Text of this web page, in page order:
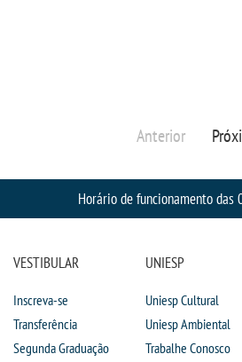
Anterior
Horário de funcionamento
VESTIBULAR
Inscreva-se
Transferência
Segunda Graduação
UNIESP
Uniesp Cultural
Uniesp Ambiental
Trabalhe Conosco